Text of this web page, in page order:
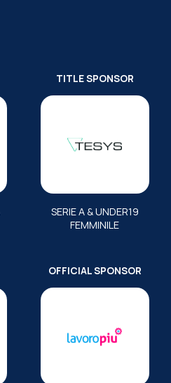
TITLE SPONSOR
SERIE A & UNDER19
FEMMINILE
OFFICIAL SPONSOR